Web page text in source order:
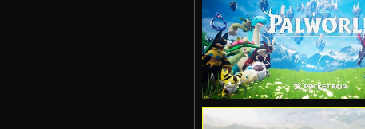
VIEW